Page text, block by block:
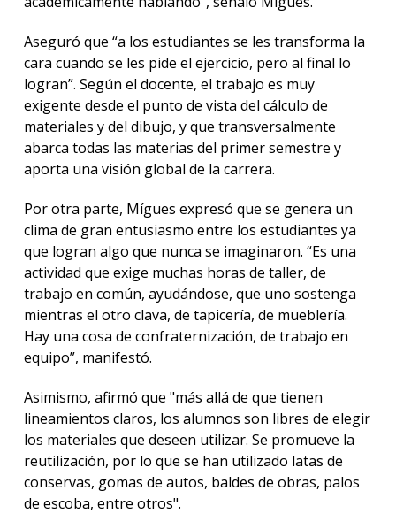
Aseguró que “a los estudiantes se les transforma la
cara cuando se les pide el ejercicio, pero al final lo
logran”. Según el docente, el trabajo es muy
exigente desde el punto de vista del cálculo de
materiales y del dibujo, y que transversalmente
abarca todas las materias del primer semestre y
aporta una visión global de la carrera.
Por otra parte, Mígues expresó que se genera un
clima de gran entusiasmo entre los estudiantes ya
que logran algo que nunca se imaginaron. “Es una
actividad que exige muchas horas de taller, de
trabajo en común, ayudándose, que uno sostenga
mientras el otro clava, de tapicería, de mueblería.
Hay una cosa de confraternización, de trabajo en
equipo”, manifestó.
Asimismo, afirmó que "más allá de que tienen
lineamientos claros, los alumnos son libres de elegir
los materiales que deseen utilizar. Se promueve la
reutilización, por lo que se han utilizado latas de
conservas, gomas de autos, baldes de obras, palos
de escoba, entre otros".